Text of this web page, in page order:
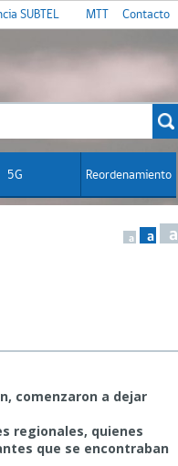
SUBTEL MTT Contacto
5G Reordenamiento
a a a
comenzaron a dejar
regionales, quienes
que se encontraban